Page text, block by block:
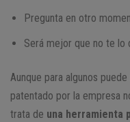
Pregunta en otro
Será mejor que no te lo
Aunque para algunos
patentado por la empresa
trata de una herramienta